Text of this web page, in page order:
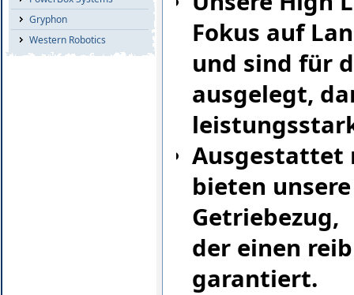
Gryphon
Western Robotics
Fokus auf
und sind für
ausgelegt,
Ausgestattet
bieten
Getriebezug,
der einen
garantiert.